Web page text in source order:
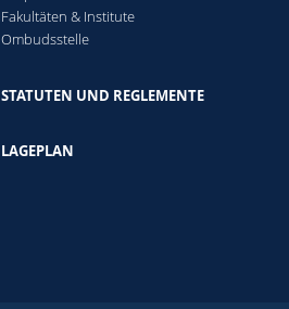
Fakultäten & Institute
Ombudsstelle
STATUTEN UND REGLEMENTE
LAGEPLAN